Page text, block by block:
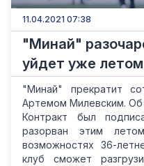
11.04.2021 07:38
"Минай"
уйдет уже летом
"Минай" прекратит
Артемом Милевским.
Контракт был
разорван этим
возможностях 36-
клуб сможет